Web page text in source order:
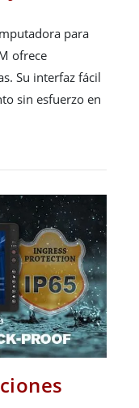
para
ofrece
Su interfaz fácil
sin esfuerzo en